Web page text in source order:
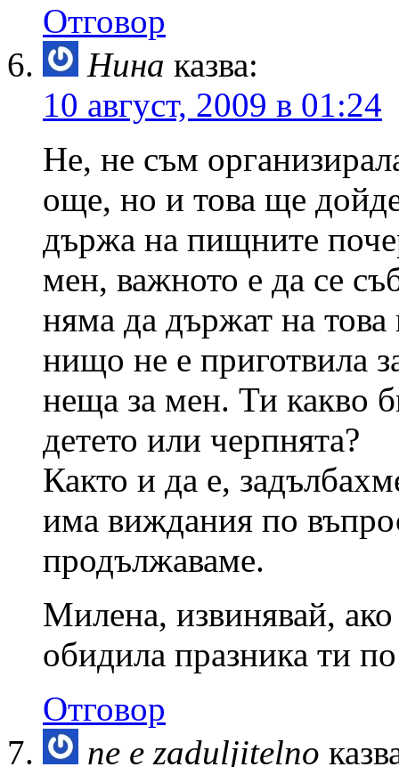
Отговор
Нина казва:
10 август, 2009 в 01:24
Не, не съм
още, но и това ще
държа на пищните
мен, важното е да се
няма да държат на
нищо не е приготвила
неща за мен. Ти какво
детето или черпнята?
Както и да е,
има виждания по
продължаваме.
Милена, извинявай,
обидила празника ти
Отговор
ne e zaduljitelno